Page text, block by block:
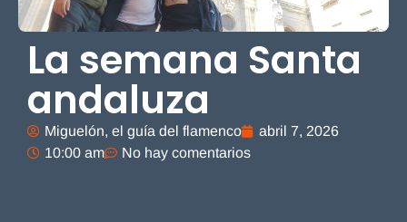
La semana Santa
andaluza
Miguelón, el guía del flamenco
abril 7, 2026
10:00 am
No hay comentarios